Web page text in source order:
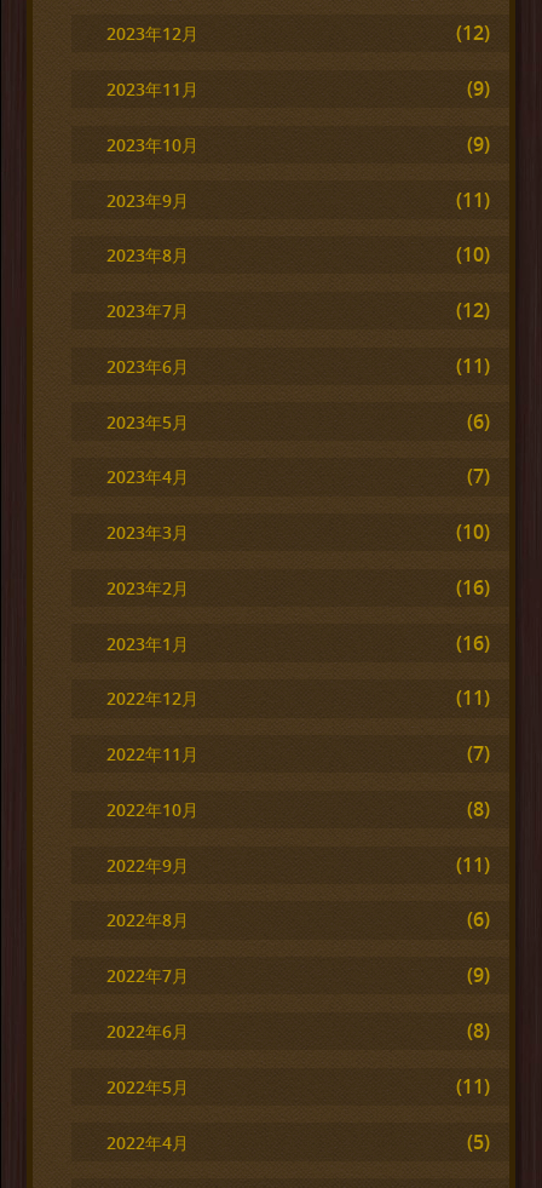
2023年12月 (12)
2023年11月 (9)
2023年10月 (9)
2023年9月 (11)
2023年8月 (10)
2023年7月 (12)
2023年6月 (11)
2023年5月 (6)
2023年4月 (7)
2023年3月 (10)
2023年2月 (16)
2023年1月 (16)
2022年12月 (11)
2022年11月 (7)
2022年10月 (8)
2022年9月 (11)
2022年8月 (6)
2022年7月 (9)
2022年6月 (8)
2022年5月 (11)
2022年4月 (5)